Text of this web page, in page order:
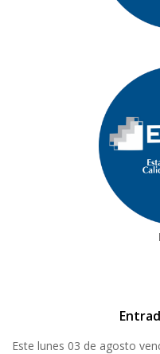
Este lunes 03 de agosto